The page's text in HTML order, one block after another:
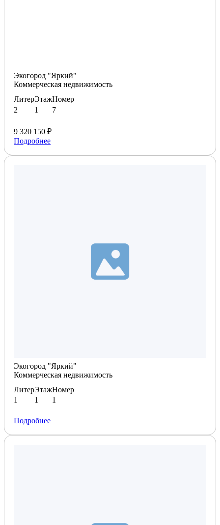
Экогород "Яркий"
Коммерческая недвижимость
Литер
2
Этаж
1
Номер
7
9 320 150 ₽
Подробнее
Экогород "Яркий"
Коммерческая недвижимость
Литер
1
Этаж
1
Номер
1
Подробнее